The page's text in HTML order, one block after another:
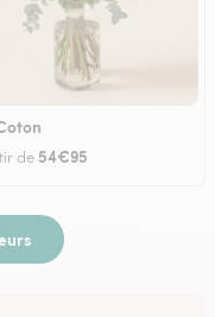
de 54€95